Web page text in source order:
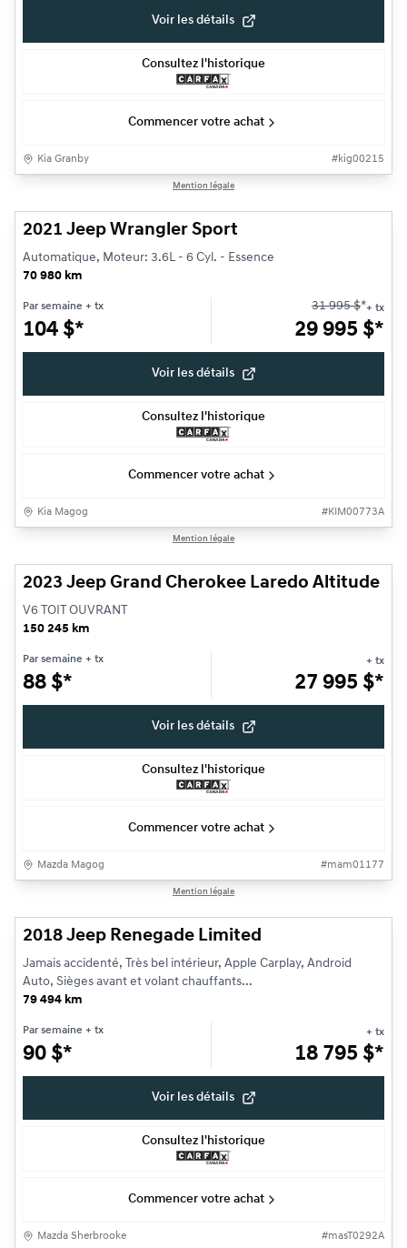
Voir les détails
Consultez l'historique
Commencer votre achat
Kia Granby #kig00215
Mention légale
2021 Jeep Wrangler Sport
Automatique, Moteur: 3.6L - 6 Cyl. - Essence
70 980 km
Par semaine + tx
104 $*
31 995$*+ tx
29 995 $*
Voir les détails
Consultez l'historique
Commencer votre achat
Kia Magog #KIM00773A
Mention légale
2023 Jeep Grand Cherokee Laredo Altitude
V6 TOIT OUVRANT
150 245 km
Par semaine + tx
88 $*
+ tx
27 995 $*
Voir les détails
Consultez l'historique
Commencer votre achat
Mazda Magog #mam01177
Mention légale
2018 Jeep Renegade Limited
Jamais accidenté, Très bel intérieur, Apple Carplay, Android
Auto, Sièges avant et volant chauffants...
79 494 km
Par semaine + tx
90 $*
+ tx
18 795 $*
Voir les détails
Consultez l'historique
Commencer votre achat
Mazda Sherbrooke #masT0292A